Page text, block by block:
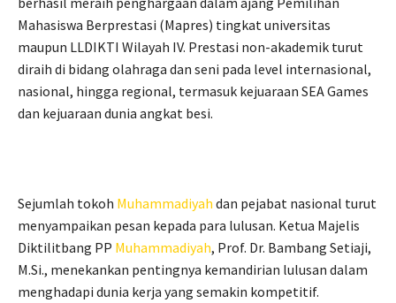
Mahasiswa Berprestasi (Mapres) tingkat universitas
maupun LLDIKTI Wilayah IV. Prestasi non-akademik turut
diraih di bidang olahraga dan seni pada level internasional,
nasional, hingga regional, termasuk kejuaraan SEA Games
dan kejuaraan dunia angkat besi.
Sejumlah tokoh Muhammadiyah dan pejabat nasional turut
menyampaikan pesan kepada para lulusan. Ketua Majelis
Diktilitbang PP Muhammadiyah, Prof. Dr. Bambang Setiaji,
M.Si., menekankan pentingnya kemandirian lulusan dalam
menghadapi dunia kerja yang semakin kompetitif.